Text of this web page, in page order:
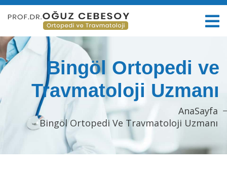
Bingöl Ortopedi ve
Travmatoloji Uzmanı
AnaSayfa
Bingöl Ortopedi Ve Travmatoloji Uzmanı